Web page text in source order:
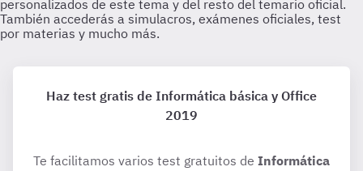
Haz test gratis de Informática básica y Office
2019
Te facilitamos varios test gratuitos de Informática